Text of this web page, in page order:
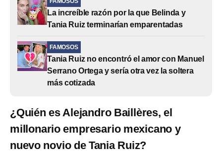
La increíble razón por la que Belinda y
Tania Ruiz terminarían emparentadas
FAMOSOS
Tania Ruiz no encontró el amor con Manuel
Serrano Ortega y sería otra vez la soltera
más cotizada
¿Quién es Alejandro Baillères, el
millonario empresario mexicano y
nuevo novio de Tania Ruiz?